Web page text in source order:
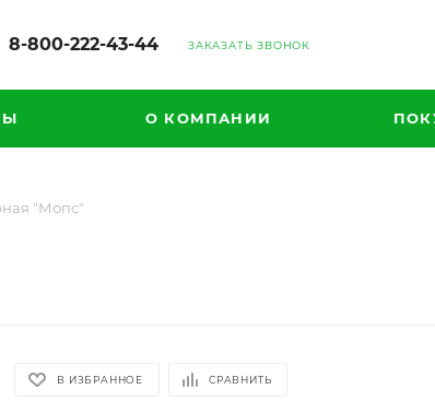
8-800-222-43-44 ЗАКАЗАТЬ ЗВОНОК
О КОМПАНИИ
"Мопс"
В ИЗБРАННОЕ СРАВНИТЬ